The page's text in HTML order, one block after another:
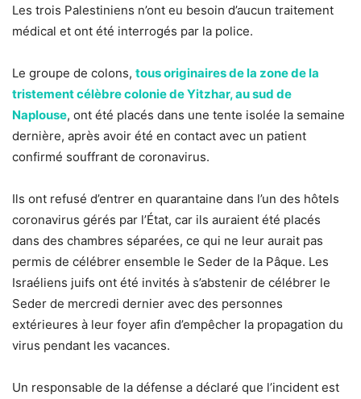
Les trois Palestiniens n’ont eu besoin d’aucun traitement
médical et ont été interrogés par la police.
Le groupe de colons, tous originaires de la zone de la
tristement célèbre colonie de Yitzhar, au sud de
Naplouse, ont été placés dans une tente isolée la semaine
dernière, après avoir été en contact avec un patient
confirmé souffrant de coronavirus.
Ils ont refusé d’entrer en quarantaine dans l’un des hôtels
coronavirus gérés par l’État, car ils auraient été placés
dans des chambres séparées, ce qui ne leur aurait pas
permis de célébrer ensemble le Seder de la Pâque. Les
Israéliens juifs ont été invités à s’abstenir de célébrer le
Seder de mercredi dernier avec des personnes
extérieures à leur foyer afin d’empêcher la propagation du
virus pendant les vacances.
Un responsable de la défense a déclaré que l’incident est